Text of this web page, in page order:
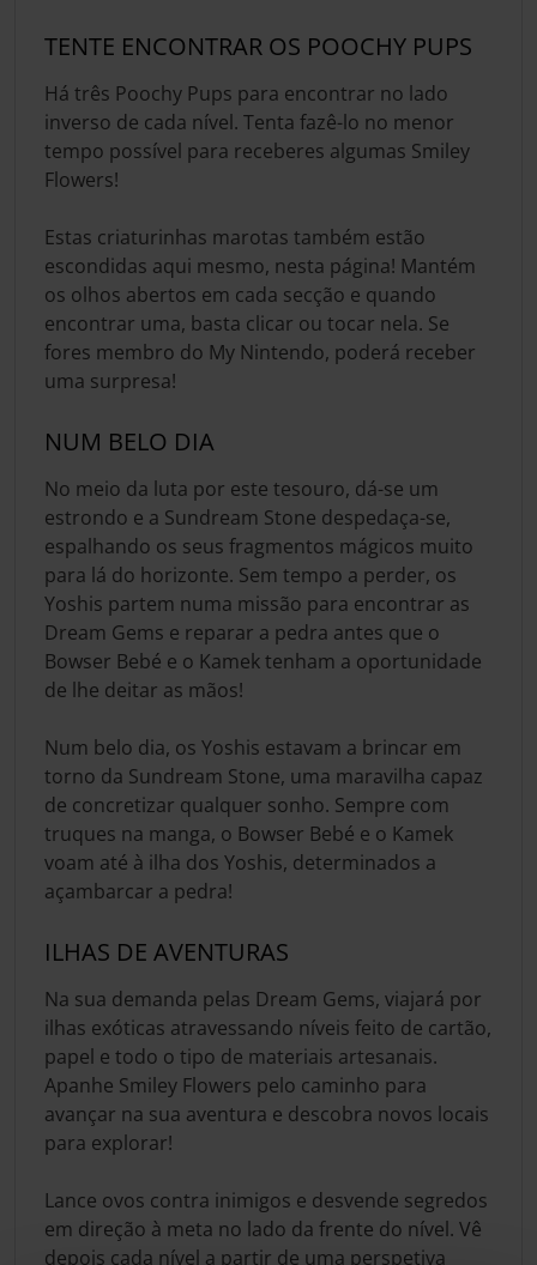
TENTE ENCONTRAR OS POOCHY PUPS
Há três Poochy Pups para encontrar no lado
inverso de cada nível. Tenta fazê-lo no menor
tempo possível para receberes algumas Smiley
Flowers!
Estas criaturinhas marotas também estão
escondidas aqui mesmo, nesta página! Mantém
os olhos abertos em cada secção e quando
encontrar uma, basta clicar ou tocar nela. Se
fores membro do My Nintendo, poderá receber
uma surpresa!
NUM BELO DIA
No meio da luta por este tesouro, dá-se um
estrondo e a Sundream Stone despedaça-se,
espalhando os seus fragmentos mágicos muito
para lá do horizonte. Sem tempo a perder, os
Yoshis partem numa missão para encontrar as
Dream Gems e reparar a pedra antes que o
Bowser Bebé e o Kamek tenham a oportunidade
de lhe deitar as mãos!
Num belo dia, os Yoshis estavam a brincar em
torno da Sundream Stone, uma maravilha capaz
de concretizar qualquer sonho. Sempre com
truques na manga, o Bowser Bebé e o Kamek
voam até à ilha dos Yoshis, determinados a
açambarcar a pedra!
ILHAS DE AVENTURAS
Na sua demanda pelas Dream Gems, viajará por
ilhas exóticas atravessando níveis feito de cartão,
papel e todo o tipo de materiais artesanais.
Apanhe Smiley Flowers pelo caminho para
avançar na sua aventura e descobra novos locais
para explorar!
Lance ovos contra inimigos e desvende segredos
em direção à meta no lado da frente do nível. Vê
depois cada nível a partir de uma perspetiva